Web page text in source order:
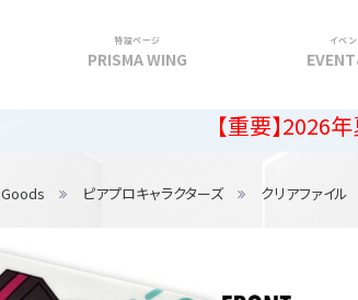
特設ページ
PRISMA WING
イベ
【重要】2026年夏季休業
Goods ピアプロキャラクターズ クリアファイル